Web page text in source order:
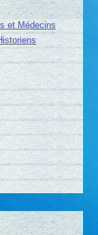
et Médecins